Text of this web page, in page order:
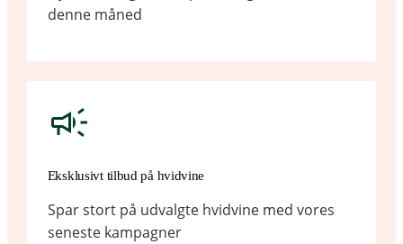
denne måned
Eksklusivt tilbud på hvidvine
Spar stort på udvalgte hvidvine med vores
seneste kampagner